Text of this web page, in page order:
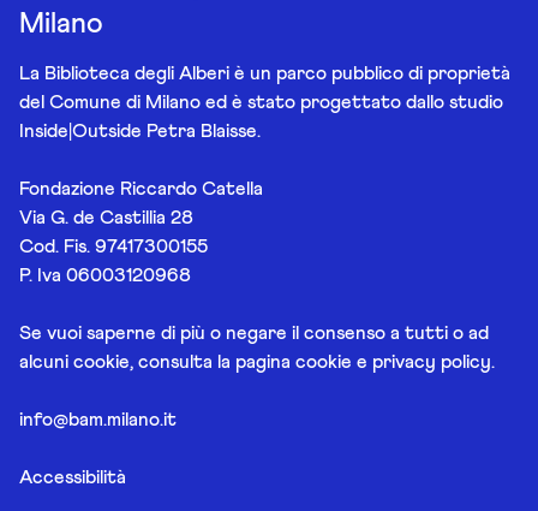
Milano
La Biblioteca degli Alberi è un parco pubblico di proprietà
del Comune di Milano ed è stato progettato dallo studio
Inside|Outside Petra Blaisse.
Fondazione Riccardo Catella
Via G. de Castillia 28
Cod. Fis. 97417300155
P. Iva 06003120968
Se vuoi saperne di più o negare il consenso a tutti o ad
alcuni cookie, consulta la pagina cookie e privacy policy.
info@bam.milano.it
Accessibilità